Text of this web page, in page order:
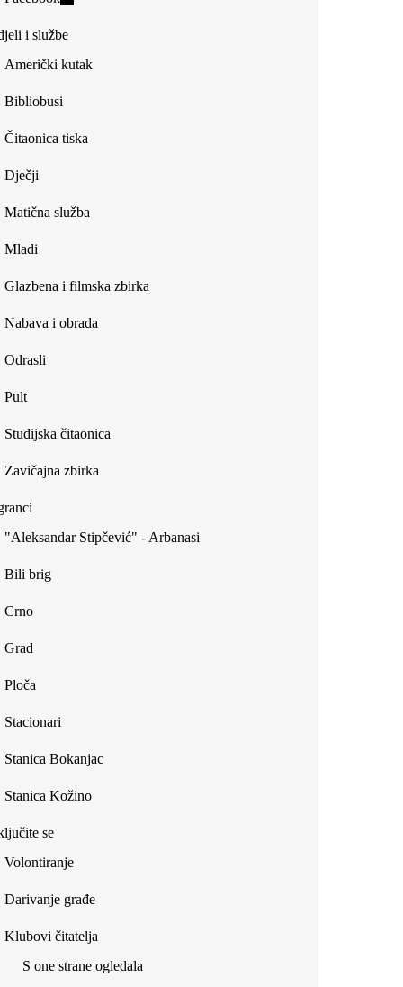
external)
external)
i službe
Američki kutak
Bibliobusi
Čitaonica tiska
Dječji
Matična služba
Mladi
Glazbena i filmska zbirka
Nabava i obrada
Odrasli
Pult
Studijska čitaonica
Zavičajna zbirka
"Aleksandar Stipčević" - Arbanasi
Bili brig
Crno
Grad
Ploča
Stacionari
Stanica Bokanjac
Stanica Kožino
se
Volontiranje
Darivanje građe
Klubovi čitatelja
S one strane ogledala